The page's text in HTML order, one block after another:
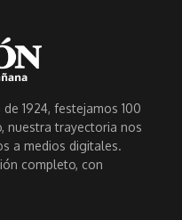
1924, festejamos 100
nuestra trayectoria nos
a medios digitales.
completo, con